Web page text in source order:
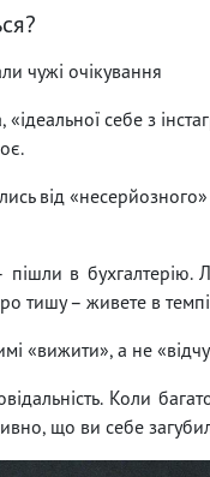
чужі очікування
«ідеальної себе з
від
пішли в бухгалтерію.
тишу – живете в
«вижити», а не
Коли
що ви себе